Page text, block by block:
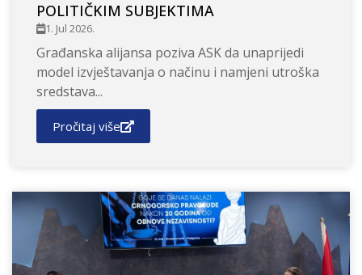
POLITIČKIM SUBJEKTIMA
1. Jul 2026.
Građanska alijansa poziva ASK da unaprijedi
model izvještavanja o načinu i namjeni utroška
sredstava...
Pročitaj više